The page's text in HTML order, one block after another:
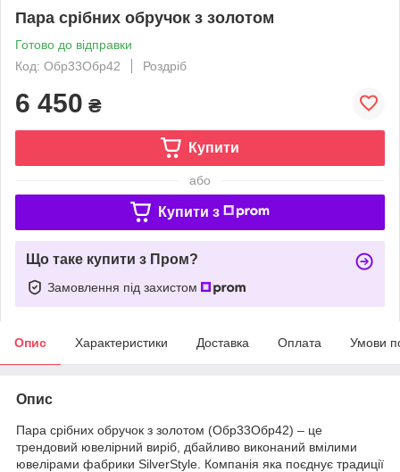
Пара срібних обручок з золотом
Готово до відправки
Код: Обр33Обр42
Роздріб
6 450 ₴
Купити
або
Купити з
Що таке купити з Пром?
Замовлення під захистом
Опис Характеристики Доставка Оплата Умови
Опис
Пара срібних обручок з золотом (Обр33Обр42) – це
трендовий ювелірний виріб, дбайливо виконаний вмілими
ювелірами фабрики SilverStyle. Компанія яка поєднує традиції